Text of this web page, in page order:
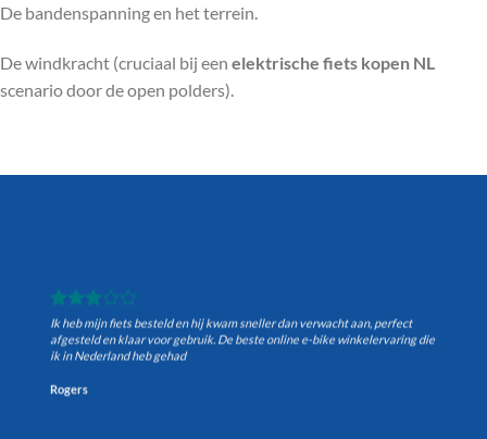
De bandenspanning en het terrein.
De windkracht (cruciaal bij een elektrische fiets kopen NL
scenario door de open polders).
Ik heb mijn fiets besteld en hij kwam sneller dan verwacht aan, perfect
afgesteld en klaar voor gebruik. De beste online e-bike winkelervaring die
ik in Nederland heb gehad
Rogers